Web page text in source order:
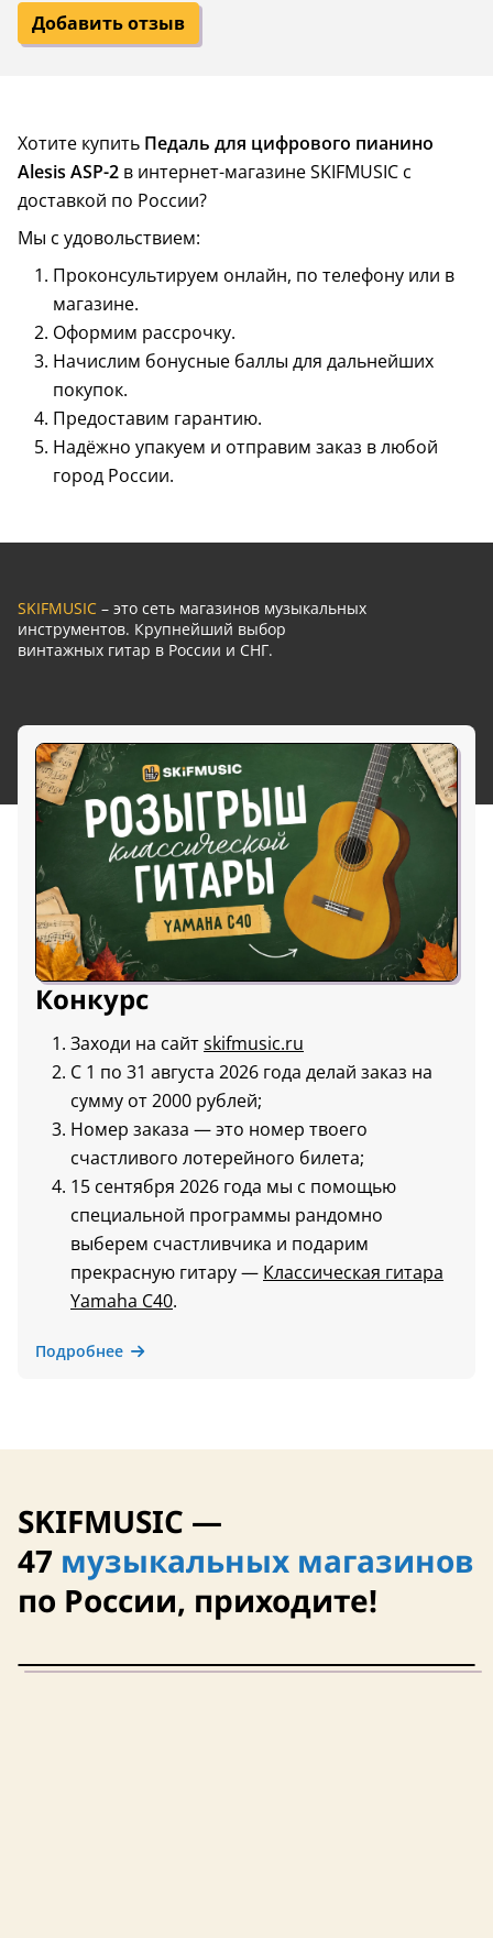
Добавить отзыв
Хотите купить Педаль для цифрового пианино
Alesis ASP-2 в интернет-магазине SKIFMUSIC с
доставкой по России?
Мы с удовольствием:
Проконсультируем онлайн, по телефону или в
магазине.
Оформим рассрочку.
Начислим бонусные баллы для дальнейших
покупок.
Предоставим гарантию.
Надёжно упакуем и отправим заказ в любой
город России.
SKIFMUSIC – это сеть магазинов музыкальных
инструментов. Крупнейший выбор
винтажных гитар в России и СНГ.
Конкурс
Заходи на сайтskifmusic.ru
С 1 по 31 августа 2026 года делай заказ на
сумму от 2000 рублей;
Номер заказа — это номер твоего
счастливого лотерейного билета;
15 сентября 2026 года мы с помощью
специальной программы рандомно
выберем счастливчика и подарим
прекрасную гитару — Классическая гитара
Yamaha C40.
Подробнее
SKIFMUSIC —
47 музыкальных магазинов
по России, приходите!